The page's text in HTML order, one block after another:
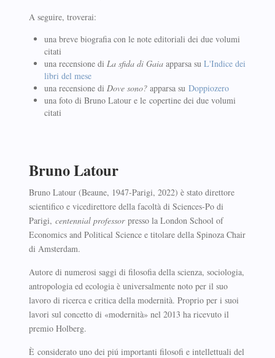
A seguire, troverai:
una breve biografia con le note editoriali dei due volumi
citati
una recensione di La sfida di Gaiaapparsa su L'Indice dei
libri del mese
una recensione di Dove sono?apparsa su Doppiozero
una foto di Bruno Latour e le copertine dei due volumi
citati
Bruno Latour
Bruno Latour (Beaune, 1947-Parigi, 2022) è stato direttore
scientifico e vicedirettore della facoltà di Sciences-Po di
Parigi, centennial professorpresso la London School of
Economics and Political Science e titolare della Spinoza Chair
di Amsterdam.
Autore di numerosi saggi di filosofia della scienza, sociologia,
antropologia ed ecologia è universalmente noto per il suo
lavoro di ricerca e critica della modernità. Proprio per i suoi
lavori sul concetto di «modernità» nel 2013 ha ricevuto il
premio Holberg.
È considerato uno dei piú importanti filosofi e intellettuali del